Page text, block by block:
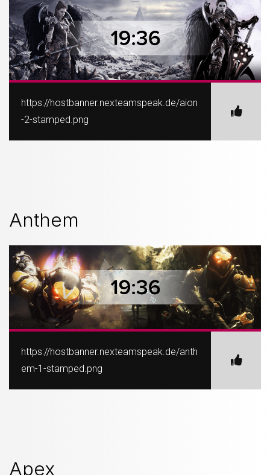
https://hostbanner.nexteamspeak.de/aion
-2-stamped.png
Anthem
https://hostbanner.nexteamspeak.de/anth
em-1-stamped.png
Apex